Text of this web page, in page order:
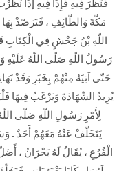
فَنَظَرَ فِيهِ فَإِذَا فِيهِ إذَا
مَكّةَ وَالطّائِفِ ، فَتَرَصّدْ بِهَا
اللّهِ بْنُ جَحْشٍ فِي الْكِتَابِ
رَسُولُ اللّهِ صَلّى اللّهُ عَلَيْهِ
حَتّى آتِيَهُ مِنْهُمْ بِخَبَرِ وَقَدْ
يُرِيدُ الشّهَادَةَ وَيَرْغَبُ فِيهَا
لِأَمْرِ رَسُولِ اللّهِ صَلّى
يَتَخَلّفْ عَنْهُ مَعَهُمْ أَحَدٌ .
الْفُرُعِ ، يُقَالُ لَهُ بَحْرَانُ ،